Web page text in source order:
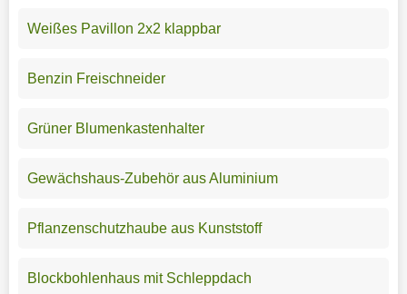
Weißes Pavillon 2x2 klappbar
Benzin Freischneider
Grüner Blumenkastenhalter
Gewächshaus-Zubehör aus Aluminium
Pflanzenschutzhaube aus Kunststoff
Blockbohlenhaus mit Schleppdach